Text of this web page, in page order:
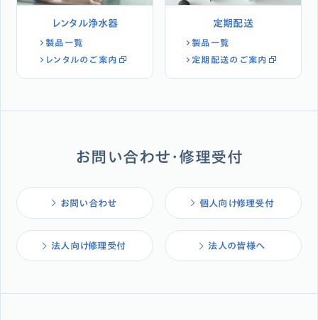
レンタル浄水器
製品一覧
レンタルのご案内
定期配送
製品一覧
定期配送のご案内
お問い合わせ・修理受付
お問い合わせ 個人向け修理受付
法人向け修理受付 法人の皆様へ